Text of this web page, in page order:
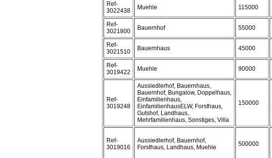
Ref-
3022438
Muehle 115000
Ref-
3021800
Bauernhof 55000
Ref-
3021510
Bauernhaus 45000
Ref-
3019422
Muehle 90000
Ref-
3019248
Aussiedlerhof, Bauernhaus,
Bauernhof, Bungalow, Doppelhaus,
Einfamilienhaus,
EinfamilienhausELW, Forsthaus,
Gutshof, Landhaus,
Mehrfamilienhaus, Sonstiges, Villa
150000
Ref-
3019016
Aussiedlerhof, Bauernhof,
Forsthaus, Landhaus, Muehle
500000